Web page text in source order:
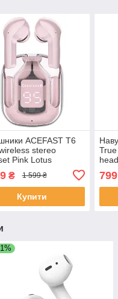
ACEFAST T6
stereo
Pink Lotus
₴ 1 599 ₴
Купити
799